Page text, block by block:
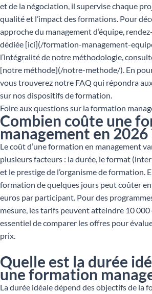
et de la négociation, il supervise chaque
qualité et l’impact des formations. Pour
approche du management d’équipe,
dédiée [ici](/formation-management-
l’intégralité de notre méthodologie,
[notre méthode](/notre-methode/). En
vous trouverez notre FAQ qui répondra
sur nos dispositifs de formation.
Foire aux questions sur la formation
Combien coûte une
management en 2026
Le coût d’une formation en management
plusieurs facteurs : la durée, le format
et le prestige de l’organisme de formation.
formation de quelques jours peut coûter
euros par participant. Pour des
mesure, les tarifs peuvent atteindre 10 000
essentiel de comparer les offres pour
prix.
Quelle est la durée
une formation
La durée idéale dépend des objectifs de la